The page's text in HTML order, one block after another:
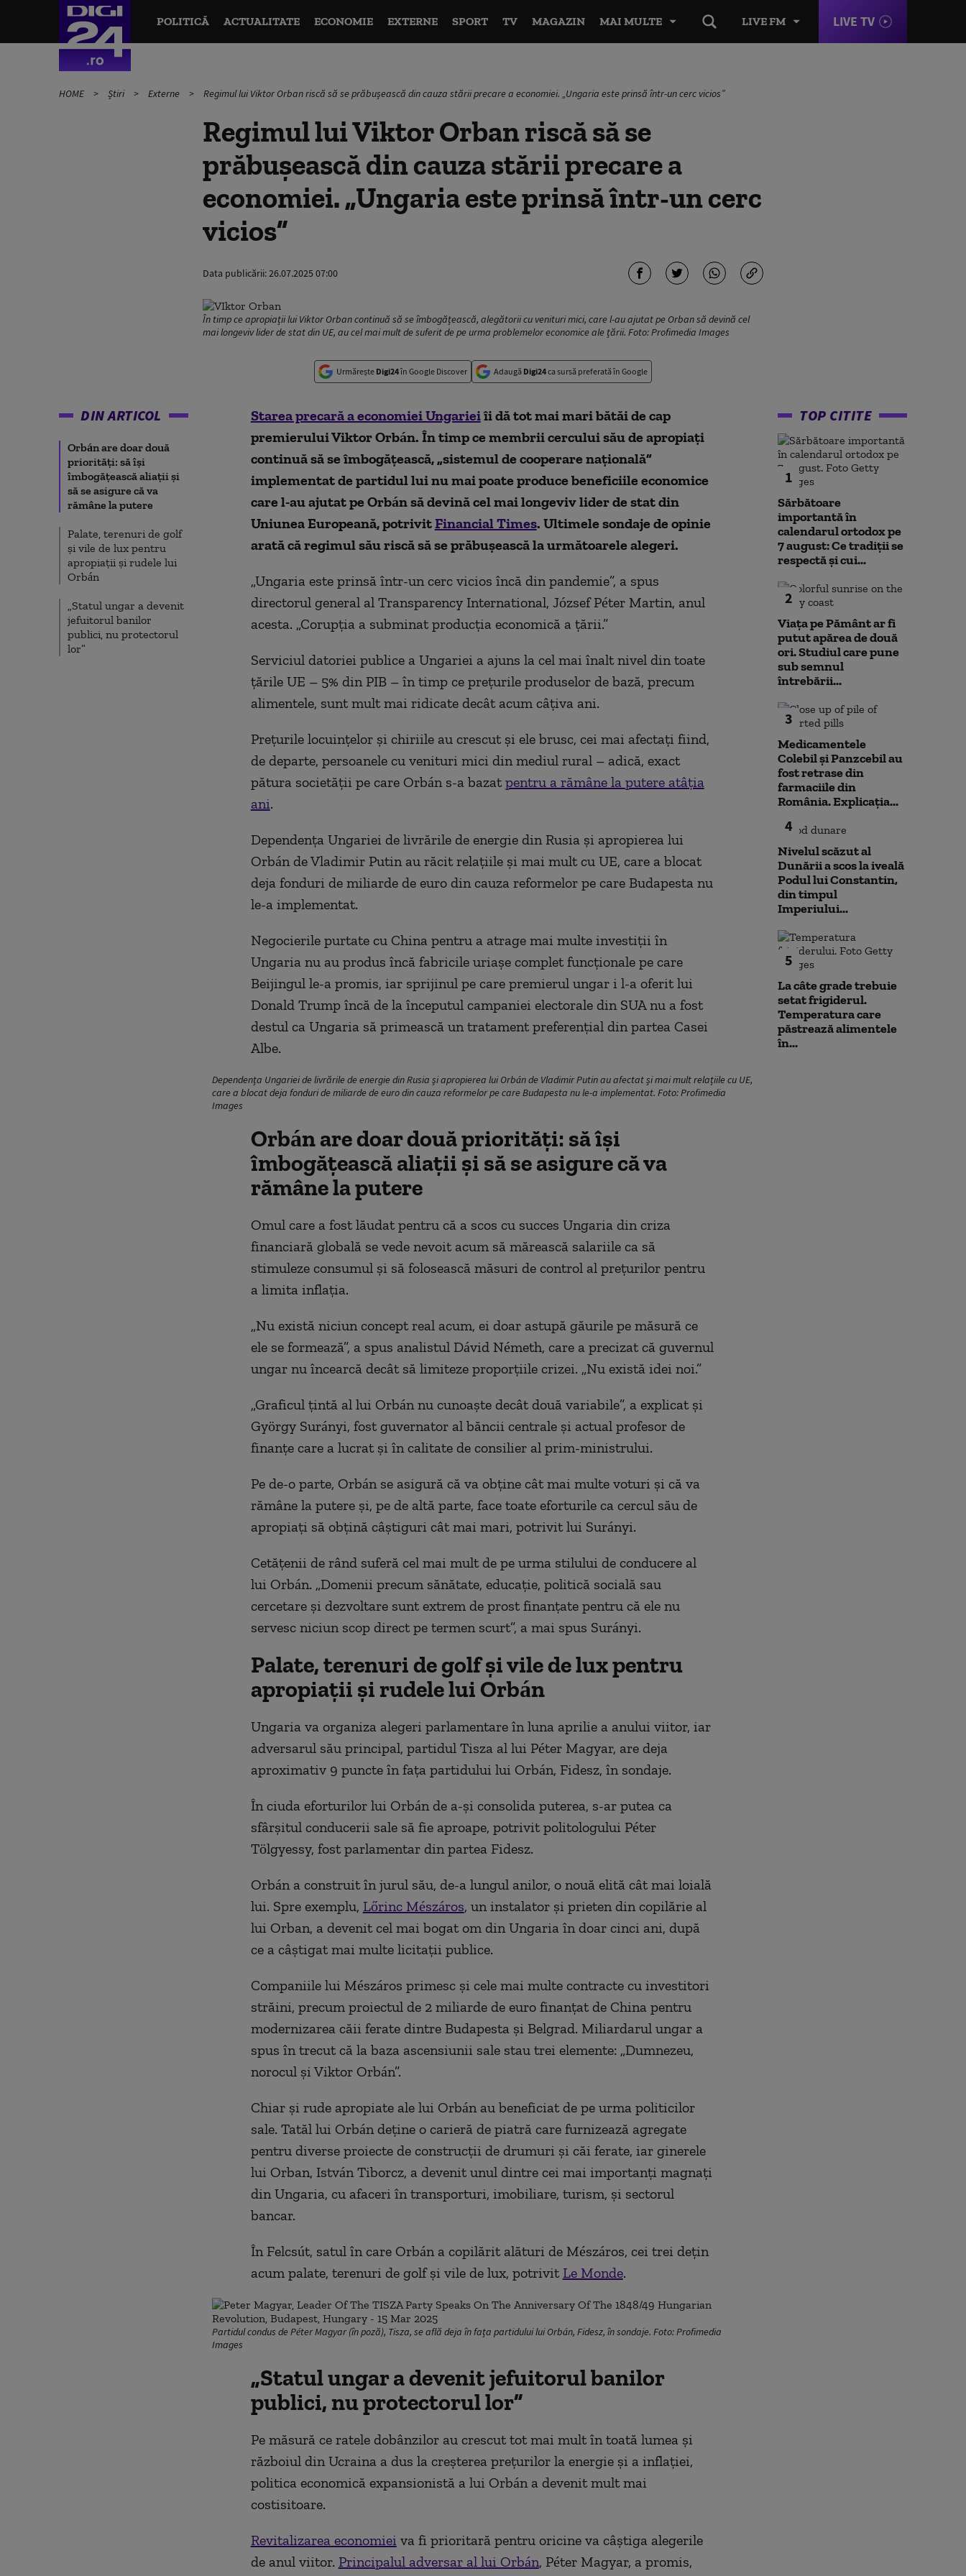
LIVE FM LIVE TV
POLITICĂ ACTUALITATE ECONOMIE EXTERNE SPORT TV MAGAZIN MAI MULTE
HOME Știri Externe Regimul lui Viktor Orban riscă să se prăbușească din cauza stării precare a economiei. „Ungaria este prinsă într-un cerc vicios”
Regimul lui Viktor Orban riscă să se
prăbușească din cauza stării precare a
economiei. „Ungaria este prinsă într-un cerc
vicios”
Data publicării:26.07.2025 07:00
În timp ce apropiații lui Viktor Orban continuă să se îmbogățească, alegătorii cu venituri mici, care l-au ajutat pe Orban să devină cel
mai longeviv lider de stat din UE, au cel mai mult de suferit de pe urma problemelor economice ale țării. Foto: Profimedia Images
Urmărește Digi24în Google Discover Adaugă Digi24ca sursă preferată în Google
DIN ARTICOL
Orbán are doar două
priorități: să își
îmbogățească aliații și
să se asigure că va
rămâne la putere
Palate, terenuri de golf
și vile de lux pentru
apropiații și rudele lui
Orbán
„Statul ungar a devenit
jefuitorul banilor
publici, nu protectorul
lor”
Starea precară a economiei Ungarieiîi dă tot mai mari bătăi de cap
premierului Viktor Orbán. În timp ce membrii cercului său de apropiați
continuă să se îmbogățească, „sistemul de cooperare națională”
implementat de partidul lui nu mai poate produce beneficiile economice
care l-au ajutat pe Orbán să devină cel mai longeviv lider de stat din
Uniunea Europeană, potrivitFinancial Times. Ultimele sondaje de opinie
arată că regimul său riscă să se prăbușească la următoarele alegeri.
„Ungaria este prinsă într-un cerc vicios încă din pandemie”, a spus
directorul general al Transparency International, József Péter Martin, anul
acesta. „Corupția a subminat producția economică a țării.”
Serviciul datoriei publice a Ungariei a ajuns la cel mai înalt nivel din toate
țările UE – 5% din PIB – în timp ce prețurile produselor de bază, precum
alimentele, sunt mult mai ridicate decât acum câțiva ani.
Prețurile locuințelor și chiriile au crescut și ele brusc, cei mai afectați fiind,
de departe, persoanele cu venituri mici din mediul rural – adică, exact
pătura societății pe care Orbán s-a bazat pentru a rămâne la putere atâția
ani.
Dependența Ungariei de livrările de energie din Rusia și apropierea lui
Orbán de Vladimir Putin au răcit relațiile și mai mult cu UE, care a blocat
deja fonduri de miliarde de euro din cauza reformelor pe care Budapesta nu
le-a implementat.
Negocierile purtate cu China pentru a atrage mai multe investiții în
Ungaria nu au produs încă fabricile uriașe complet funcționale pe care
Beijingul le-a promis, iar sprijinul pe care premierul ungar i l-a oferit lui
Donald Trump încă de la începutul campaniei electorale din SUA nu a fost
destul ca Ungaria să primească un tratament preferențial din partea Casei
Albe.
Dependența Ungariei de livrările de energie din Rusia și apropierea lui Orbán de Vladimir Putin au afectat și mai mult relațiile cu UE,
care a blocat deja fonduri de miliarde de euro din cauza reformelor pe care Budapesta nu le-a implementat. Foto: Profimedia
Images
Orbán are doar două priorități: să își
îmbogățească aliații și să se asigure că va
rămâne la putere
Omul care a fost lăudat pentru că a scos cu succes Ungaria din criza
financiară globală se vede nevoit acum să mărească salariile ca să
stimuleze consumul și să folosească măsuri de control al prețurilor pentru
a limita inflația.
„Nu există niciun concept real acum, ei doar astupă găurile pe măsură ce
ele se formează”, a spus analistul Dávid Németh, care a precizat că guvernul
ungar nu încearcă decât să limiteze proporțiile crizei. „Nu există idei noi.”
„Graficul țintă al lui Orbán nu cunoaște decât două variabile”, a explicat și
György Surányi, fost guvernator al băncii centrale și actual profesor de
finanțe care a lucrat și în calitate de consilier al prim-ministrului.
Pe de-o parte, Orbán se asigură că va obține cât mai multe voturi și că va
rămâne la putere și, pe de altă parte, face toate eforturile ca cercul său de
apropiați să obțină câștiguri cât mai mari, potrivit lui Surányi.
Cetățenii de rând suferă cel mai mult de pe urma stilului de conducere al
lui Orbán. „Domenii precum sănătate, educație, politică socială sau
cercetare și dezvoltare sunt extrem de prost finanțate pentru că ele nu
servesc niciun scop direct pe termen scurt”, a mai spus Surányi.
Palate, terenuri de golf și vile de lux pentru
apropiații și rudele lui Orbán
Ungaria va organiza alegeri parlamentare în luna aprilie a anului viitor, iar
adversarul său principal, partidul Tisza al lui Péter Magyar, are deja
aproximativ 9 puncte în fața partidului lui Orbán, Fidesz, în sondaje.
În ciuda eforturilor lui Orbán de a-și consolida puterea, s-ar putea ca
sfârșitul conducerii sale să fie aproape, potrivit politologului Péter
Tölgyessy, fost parlamentar din partea Fidesz.
Orbán a construit în jurul său, de-a lungul anilor, o nouă elită cât mai loială
lui. Spre exemplu, Lőrinc Mészáros, un instalator și prieten din copilărie al
lui Orban, a devenit cel mai bogat om din Ungaria în doar cinci ani, după
ce a câștigat mai multe licitații publice.
Companiile lui Mészáros primesc și cele mai multe contracte cu investitori
străini, precum proiectul de 2 miliarde de euro finanțat de China pentru
modernizarea căii ferate dintre Budapesta și Belgrad. Miliardarul ungar a
spus în trecut că la baza ascensiunii sale stau trei elemente: „Dumnezeu,
norocul și Viktor Orbán”.
Chiar și rude apropiate ale lui Orbán au beneficiat de pe urma politicilor
sale. Tatăl lui Orbán deține o carieră de piatră care furnizează agregate
pentru diverse proiecte de construcții de drumuri și căi ferate, iar ginerele
lui Orban, István Tiborcz, a devenit unul dintre cei mai importanți magnați
din Ungaria, cu afaceri în transporturi, imobiliare, turism, și sectorul
bancar.
În Felcsút, satul în care Orbán a copilărit alături de Mészáros, cei trei dețin
acum palate, terenuri de golf și vile de lux, potrivit Le Monde.
Partidul condus de Péter Magyar (în poză), Tisza, se află deja în fața partidului lui Orbán, Fidesz, în sondaje. Foto: Profimedia
Images
„Statul ungar a devenit jefuitorul banilor
publici, nu protectorul lor”
Pe măsură ce ratele dobânzilor au crescut tot mai mult în toată lumea și
războiul din Ucraina a dus la creșterea prețurilor la energie și a inflației,
politica economică expansionistă a lui Orbán a devenit mult mai
costisitoare.
Revitalizarea economieiva fi prioritară pentru oricine va câștiga alegerile
de anul viitor. Principalul adversar al lui Orbán, Péter Magyar, a promis,
TOP CITITE
1
Sărbătoare
importantă în
calendarul ortodox pe
7 august: Ce tradiții se
respectă și cui...
2
Viața pe Pământ ar fi
putut apărea de două
ori. Studiul care pune
sub semnul
întrebării...
3
Medicamentele
Colebil și Panzcebil au
fost retrase din
farmaciile din
România. Explicația...
4
Nivelul scăzut al
Dunării a scos la iveală
Podul lui Constantin,
din timpul
Imperiului...
5
La câte grade trebuie
setat frigiderul.
Temperatura care
păstrează alimentele
în...